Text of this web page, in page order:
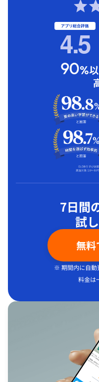
アプリ総合評価
4.5
7日間
試
無料
※ 期間内に自動
料金は